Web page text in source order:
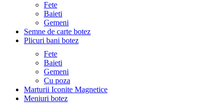
Fete
Baieti
Gemeni
Semne de carte botez
Plicuri bani botez
Fete
Baieti
Gemeni
Cu poza
Marturii Iconite Magnetice
Meniuri botez